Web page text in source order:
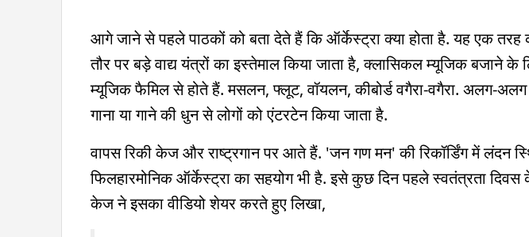
आगे जाने से पहले पाठकों को बता देते हैं कि ऑर्केस्ट्रा क्या होता है. यह एक
तौर पर बड़े वाद्य यंत्रों का इस्तेमाल किया जाता है, क्लासिकल म्यूजिक बजाने
म्यूजिक फैमिल से होते हैं. मसलन, फ्लूट, वॉयलन, कीबोर्ड वगैरा-वगैरा. अलग-
गाना या गाने की धुन से लोगों को एंटरटेन किया जाता है.
वापस रिकी केज और राष्ट्रगान पर आते हैं. 'जन गण मन' की रिकॉर्डिंग में लंदन
फिलहारमोनिक ऑर्केस्ट्रा का सहयोग भी है. इसे कुछ दिन पहले स्वतंत्रता दिवस के
केज ने इसका वीडियो शेयर करते हुए लिखा,